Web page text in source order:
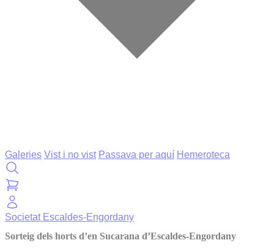
Galeries Vist i no vist Passava per aquí Hemeroteca
Societat Escaldes-Engordany
Sorteig dels horts d’en Sucarana d’Escaldes-Engordany